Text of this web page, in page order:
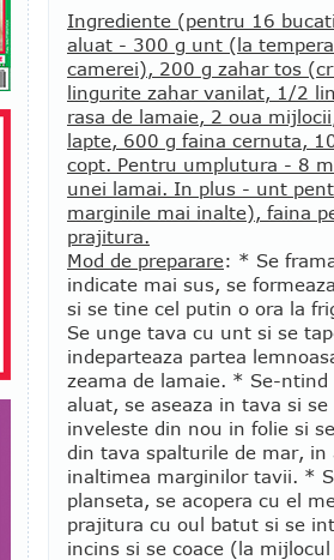
Ingrediente (pentru 16
aluat - 300 g unt (la
camerei), 200 g zahar tos
lingurite zahar vanilat, 1/2
rasa de lamaie, 2 oua
lapte, 600 g faina cernuta,
copt. Pentru umplutura - 8
unei lamai. In plus - unt
marginile mai inalte), faina
prajitura.
Mod de preparare: * Se
indicate mai sus, se
si se tine cel putin o ora la
Se unge tava cu unt si se
indeparteaza partea
zeama de lamaie. * Se-
aluat, se aseaza in tava si
inveleste din nou in folie si
din tava spalturile de mar,
inaltimea marginilor tavii. *
planseta, se acopera cu el
prajitura cu oul batut si se
incins si se coace (la